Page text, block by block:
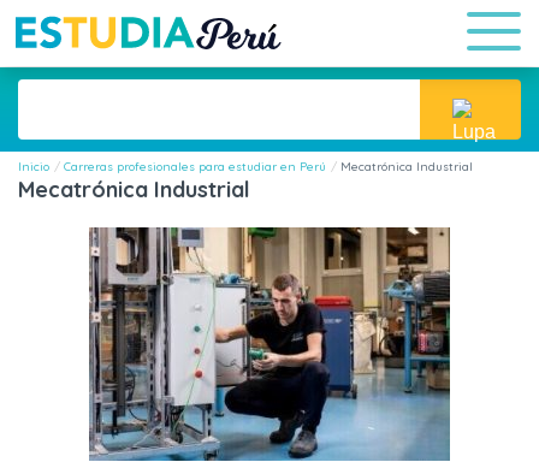
Inicio Carreras profesionales para estudiar en Perú Mecatrónica Industrial
Mecatrónica Industrial